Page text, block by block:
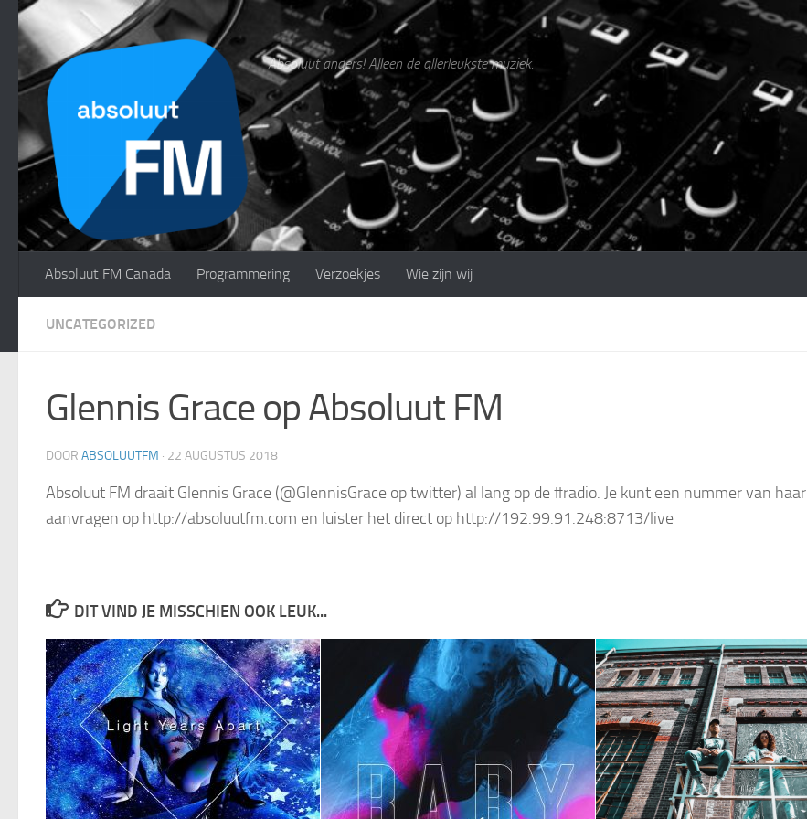
Doorgaan naar inhoud
Absoluut anders! Alleen de allerleukste muziek.
Absoluut FM Canada Programmering Verzoekjes Wie zijn wij
UNCATEGORIZED
Glennis Grace op Absoluut FM
DOOR ABSOLUUTFM · 22 AUGUSTUS 2018
Absoluut FM draait Glennis Grace (@GlennisGrace op twitter) al lang op de #radio. Je kunt een nummer van haar
aanvragen op http://absoluutfm.com en luister het direct op http://192.99.91.248:8713/live
DIT VIND JE MISSCHIEN OOK LEUK...